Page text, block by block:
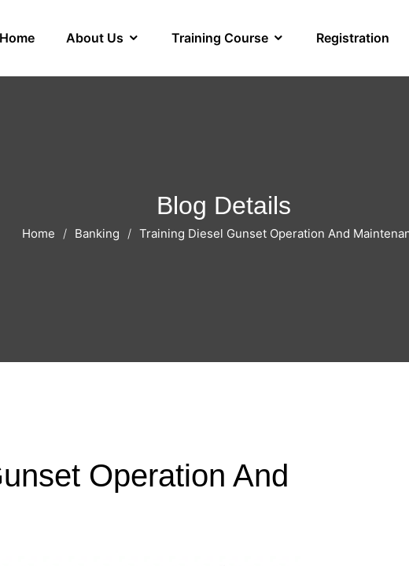
Home About Us Training Course Registration
Blog Details
Home Banking Training Diesel Gunset Operation And
Operation And